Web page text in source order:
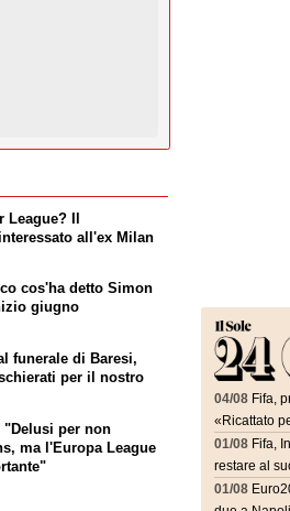
League? Il
all'ex Milan
cos'ha detto Simon
giugno
funerale di Baresi,
per il nostro
per non
ma l'Europa League
04/08 Fifa,
«Ricattato
01/08 Fifa,
restare al
01/08